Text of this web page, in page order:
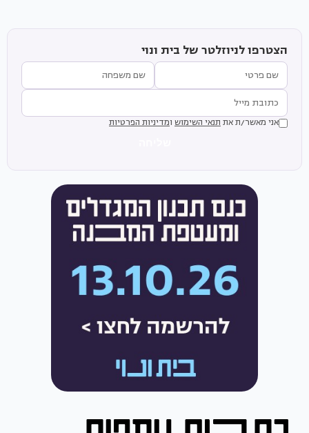
הצטרפו לניוזלטר של בית ונוי
אני מאשר/ת את תנאי השימוש ומדיניות הפרטיות